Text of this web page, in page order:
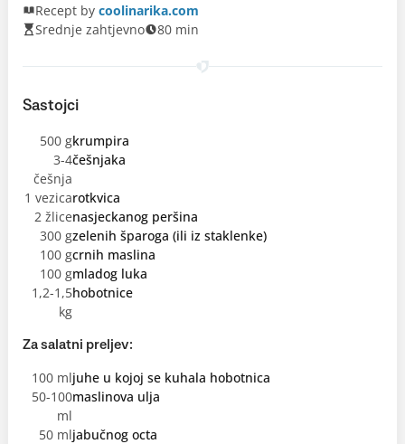
Recept by coolinarika.com
Srednje zahtjevno
80 min
Sastojci
500 gkrumpira
3-4
češnja
češnjaka
1 vezicarotkvica
2 žlicenasjeckanog peršina
300 gzelenih šparoga (ili iz staklenke)
100 gcrnih maslina
100 gmladog luka
1,2-1,5
kg
hobotnice
Za salatni preljev:
100 mljuhe u kojoj se kuhala hobotnica
50-100
ml
maslinova ulja
50 mljabučnog octa